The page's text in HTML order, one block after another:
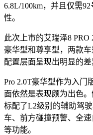
6.8L/100km，并且仅需
性。
此次上市的艾瑞泽8
豪华型和尊享型，两款
配置层面呈现出明显的差
Pro 2.0T豪华型作为入门
面依然是表现颇为出色
标配了L2级别的辅助驾
车、前方碰撞预警、全
等功能。